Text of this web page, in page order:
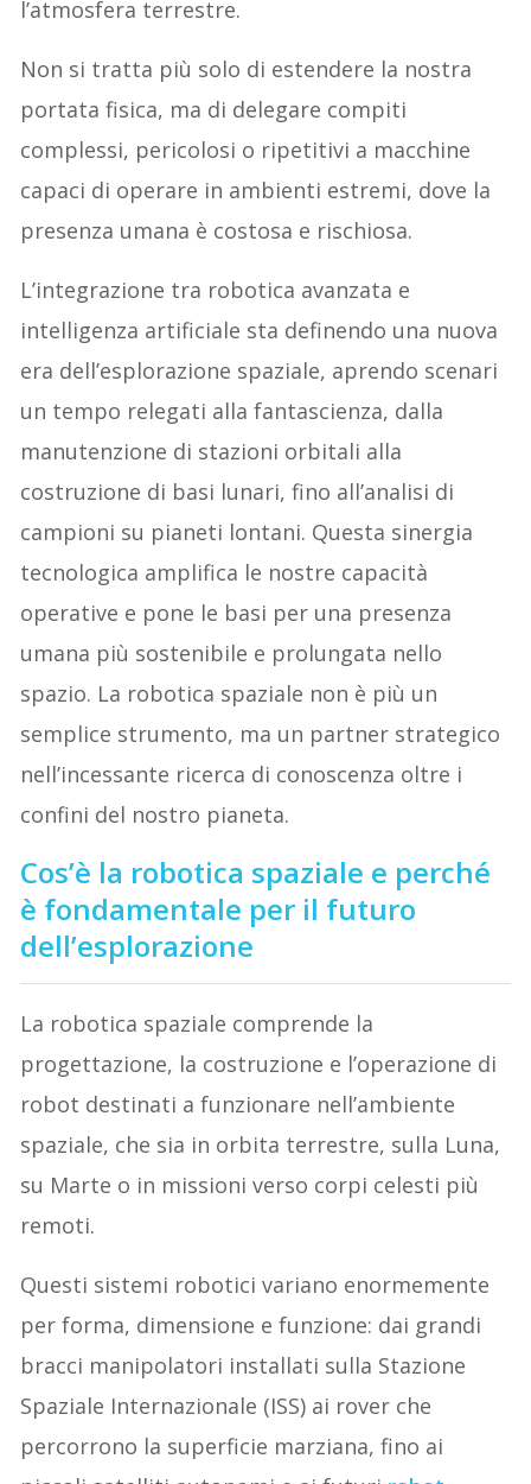
l’atmosfera terrestre.
Non si tratta più solo di estendere la nostra
portata fisica, ma di delegare compiti
complessi, pericolosi o ripetitivi a macchine
capaci di operare in ambienti estremi, dove la
presenza umana è costosa e rischiosa.
L’integrazione tra robotica avanzata e
intelligenza artificiale sta definendo una nuova
era dell’esplorazione spaziale, aprendo scenari
un tempo relegati alla fantascienza, dalla
manutenzione di stazioni orbitali alla
costruzione di basi lunari, fino all’analisi di
campioni su pianeti lontani. Questa sinergia
tecnologica amplifica le nostre capacità
operative e pone le basi per una presenza
umana più sostenibile e prolungata nello
spazio. La robotica spaziale non è più un
semplice strumento, ma un partner strategico
nell’incessante ricerca di conoscenza oltre i
confini del nostro pianeta.
Cos’è la robotica spaziale e perché
è fondamentale per il futuro
dell’esplorazione
La robotica spaziale comprende la
progettazione, la costruzione e l’operazione di
robot destinati a funzionare nell’ambiente
spaziale, che sia in orbita terrestre, sulla Luna,
su Marte o in missioni verso corpi celesti più
remoti.
Questi sistemi robotici variano enormemente
per forma, dimensione e funzione: dai grandi
bracci manipolatori installati sulla Stazione
Spaziale Internazionale (ISS) ai rover che
percorrono la superficie marziana, fino ai